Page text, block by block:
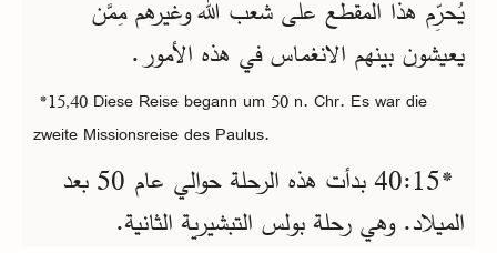
يُحرِّم هذا المقطع على شعب الله وغيرهم مِمَّن
يعيشون بينهم الانغماس في هذه الأمور.
*15,40 Diese Reise begann um 50 n. Chr. Es war die
zweite Missionsreise des Paulus.
*15‏:40 بدأت هذه الرحلة حوالي عام 50 بعد
الميلاد. وهي رحلة بولس التبشيرية الثانية.